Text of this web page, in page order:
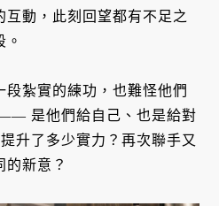
互動，此刻回望都有不足之
段紮實的練功，也難怪他們
是他們給自己、也是給對
升了多少實力？再次聯手又
的新意？